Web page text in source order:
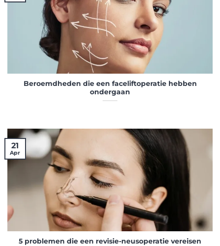
Beroemdheden die een faceliftoperatie hebben
ondergaan
5 problemen die een revisie-neusoperatie vereisen
21
Apr